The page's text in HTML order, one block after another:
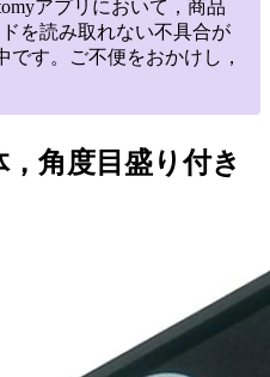
アプリにおいて，商品
を読み取れない不具合が
す。ご不便をおかけし，
角度目盛り付き